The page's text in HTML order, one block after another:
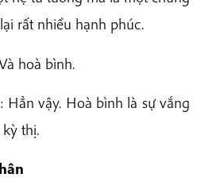
rất nhiều hạnh phúc.
hoà bình.
Hẳn vậy. Hoà bình là sự vắng
thị.